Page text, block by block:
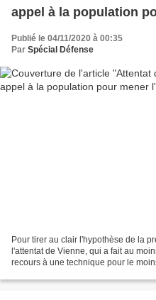
appel à la population
Publié le 04/11/2020 à 00:35
Par Spécial Défense
Pour tirer au clair l'hypothèse de la
l'attentat de Vienne, qui a fait au
recours à une technique pour le moins